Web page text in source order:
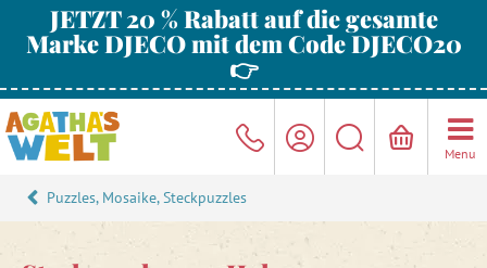
JETZT 20 % Rabatt auf die gesamte
Marke DJECO mit dem Code DJECO20
👉
Menu
Puzzles, Mosaike, Steckpuzzles